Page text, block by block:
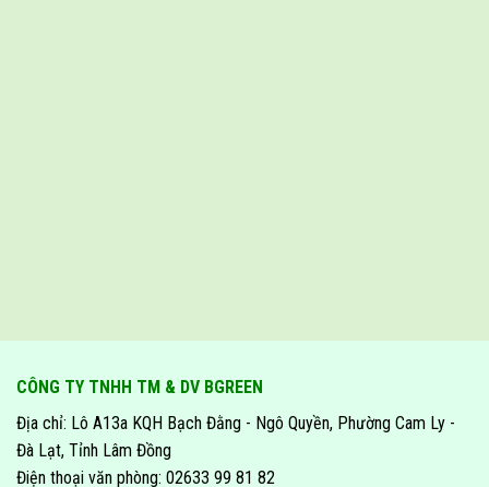
CÔNG TY TNHH TM & DV BGREEN
Địa chỉ: Lô A13a KQH Bạch Đằng - Ngô Quyền, Phường Cam Ly -
Đà Lạt, Tỉnh Lâm Đồng
Điện thoại văn phòng: 02633 99 81 82